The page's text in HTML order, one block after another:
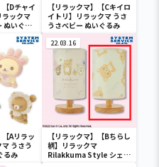
【Dチャイ
ラックマ
ぬいぐる
【リラックマ】【Cキイロ
イトリ】リラックマ うさ
うさべビー ぬいぐるみ
【Aリラッ
うさう
るみ
22.03.16
【リラックマ】【Bちらし
柄】リラックマ
Rilakkuma Style シェー